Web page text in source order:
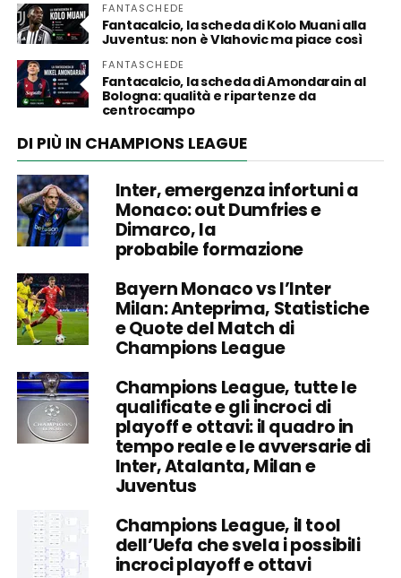
FANTASCHEDE
Fantacalcio, la scheda di Kolo Muani alla
Juventus: non è Vlahovic ma piace così
FANTASCHEDE
Fantacalcio, la scheda di Amondarain al
Bologna: qualità e ripartenze da
centrocampo
DI PIÙ IN CHAMPIONS LEAGUE
Inter, emergenza infortuni a
Monaco: out Dumfries e
Dimarco, la
probabile formazione
Bayern Monaco vs l’Inter
Milan: Anteprima, Statistiche
e Quote del Match di
Champions League
Champions League, tutte le
qualificate e gli incroci di
playoff e ottavi: il quadro in
tempo reale e le avversarie di
Inter, Atalanta, Milan e
Juventus
Champions League, il tool
dell’Uefa che svela i possibili
incroci playoff e ottavi